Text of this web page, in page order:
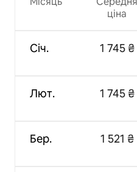
Січ.
Лют.
Бер.
ціна
1 745 ₴
1 745 ₴
1 521 ₴